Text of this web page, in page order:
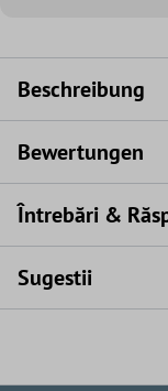
Beschreibung
Bewertungen
Întrebări &
Sugestii